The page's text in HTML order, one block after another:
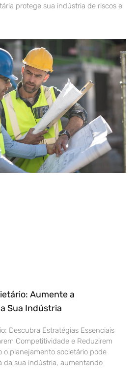
protege sua indústria de riscos e
Aumente a
Sua Indústria
Descubra Estratégias Essenciais
Competitividade e Reduzirem
o planejamento societário pode
da sua indústria, aumentando